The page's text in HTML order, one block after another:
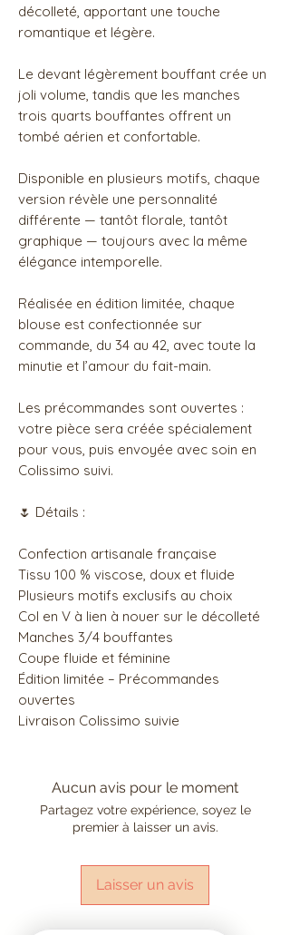
décolleté, apportant une touche
romantique et légère.
Le devant légèrement bouffant crée un
joli volume, tandis que les manches
trois quarts bouffantes offrent un
tombé aérien et confortable.
Disponible en plusieurs motifs, chaque
version révèle une personnalité
différente — tantôt florale, tantôt
graphique — toujours avec la même
élégance intemporelle.
Réalisée en édition limitée, chaque
blouse est confectionnée sur
commande, du 34 au 42, avec toute la
minutie et l’amour du fait-main.
Les précommandes sont ouvertes :
votre pièce sera créée spécialement
pour vous, puis envoyée avec soin en
Colissimo suivi.
🌷 Détails :
Confection artisanale française
Tissu 100 % viscose, doux et fluide
Plusieurs motifs exclusifs au choix
Col en V à lien à nouer sur le décolleté
Manches 3/4 bouffantes
Coupe fluide et féminine
Édition limitée – Précommandes
ouvertes
Livraison Colissimo suivie
Aucun avis pour le moment
Partagez votre expérience, soyez le
premier à laisser un avis.
Laisser un avis